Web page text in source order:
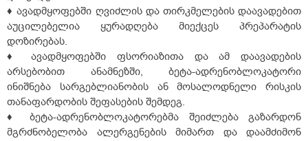
♦ ავადმყოფებში ღვიძლის და თირკმელების დაავადებით
აუცილებელია ყურადღება მიექცეს პრეპარატის
დოზირებას.
♦ ავადმყოფებში ფსორიაზითა და ამ დაავადების
არსებობით ანამნეზში, ბეტა-ადრენობლოკატორი
ინიშნება სარგებლიანობის ან მოსალოდნელი რისკის
თანაფარდობის შეფასების შემდეგ.
♦ ბეტა-ადრენობლოკატორებმა შეიძლება გაზარდონ
მგრძნობელობა ალერგენების მიმართ და დაამძიმონ